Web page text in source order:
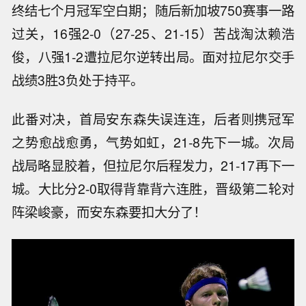
终结七个月冠军空白期；随后新加坡750赛事一路
过关，16强2-0（27-25、21-15）苦战淘汰赖浩
俊，八强1-2遭拉尼尔逆转出局。面对拉尼尔交手
战绩3胜3负处于持平。
此番对决，首局安东森失误连连，后者则携冠军
之势愈战愈勇，气势如虹，21-8先下一城。次局
战局略显胶着，但拉尼尔后程发力，21-17再下一
城。大比分2-0取得背靠背六连胜，晋级第二轮对
阵梁峻豪，而安东森要扣大分了！